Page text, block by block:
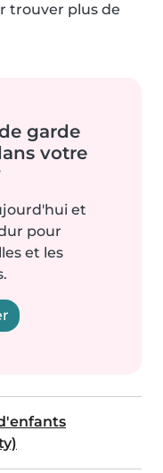
trouver plus de
garde
votre
et
pour
et les